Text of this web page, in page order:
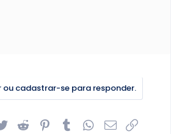
ou cadastrar-se para responder.
TwitterReddit PinterestTumblrWhatsApp
E-mail